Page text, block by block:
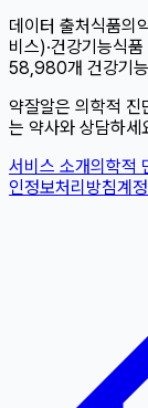
데이터 출처 식품의
비스)·건강기능식품
58,980개 건강기
약잘알은 의학적 진
는 약사와 상담하세
서비스 소개의학적
인정보처리방침계